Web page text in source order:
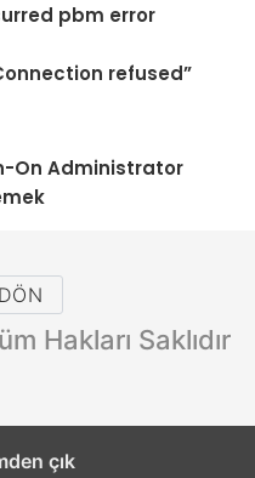
pbm error
refused”
On Administrator
Hakları Saklıdır
çık